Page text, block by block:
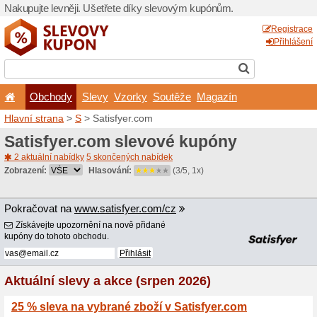
Nakupujte levněji.
Obchody Slevy
Hlavní strana> S>